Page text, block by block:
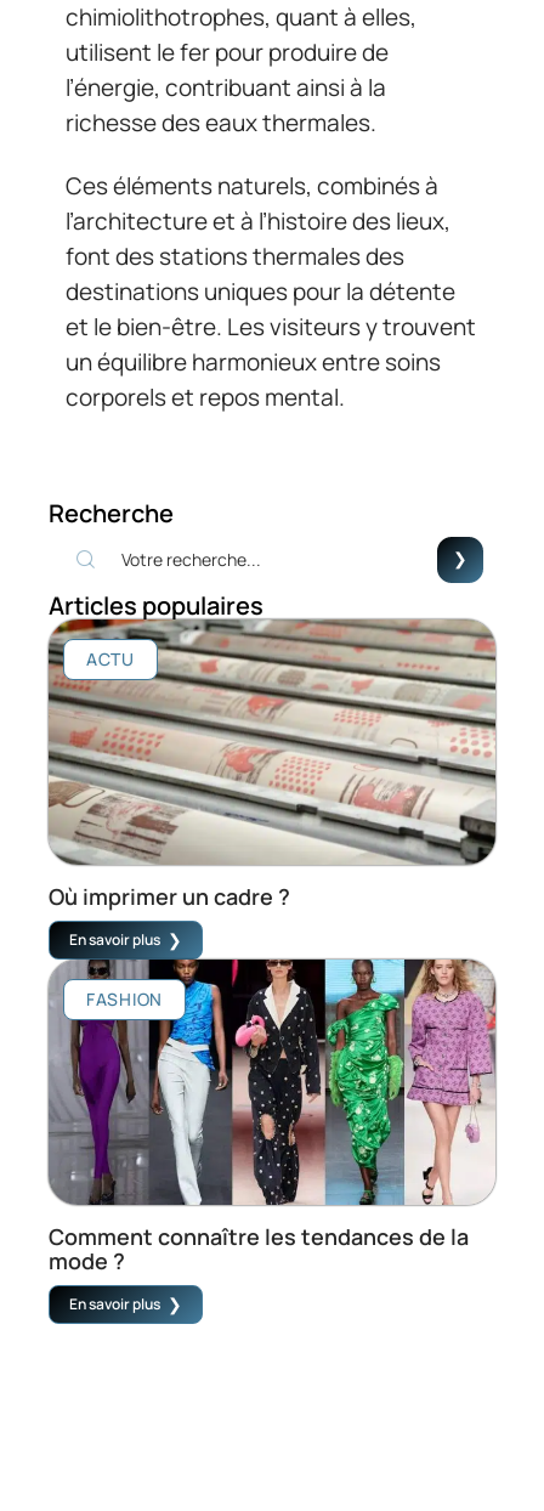
chimiolithotrophes, quant à elles,
utilisent le fer pour produire de
l’énergie, contribuant ainsi à la
richesse des eaux thermales.
Ces éléments naturels, combinés à
l’architecture et à l’histoire des lieux,
font des stations thermales des
destinations uniques pour la détente
et le bien-être. Les visiteurs y trouvent
un équilibre harmonieux entre soins
corporels et repos mental.
Recherche
Articles populaires
ACTU
Où imprimer un cadre ?
En savoir plus
FASHION
Comment connaître les tendances de la
mode ?
En savoir plus